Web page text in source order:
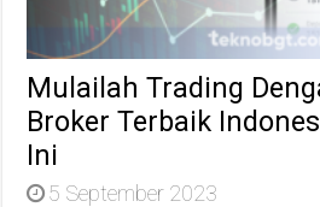
Mulailah Trading
Broker Terbaik
Ini
5 September 2023